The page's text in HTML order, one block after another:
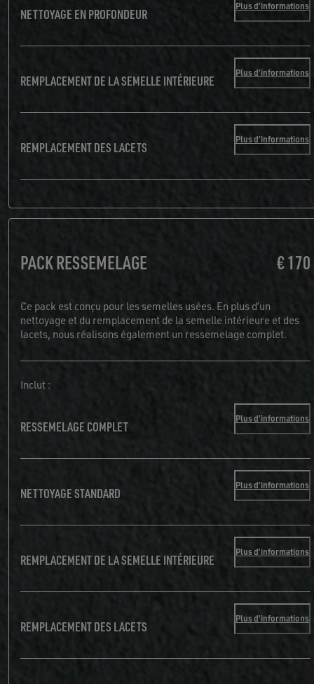
NETTOYAGE EN PROFONDEUR Plus d’informations
REMPLACEMENT DE LA SEMELLE INTÉRIEURE Plus d’informations
REMPLACEMENT DES LACETS Plus d’informations
PACK RESSEMELAGE € 170
Ce pack est conçu pour les semelles usées. En plus d’un
nettoyage et du remplacement de la semelle intérieure et des
lacets, nous réalisons également un ressemelage complet.
Inclut :
RESSEMELAGE COMPLET Plus d’informations
NETTOYAGE STANDARD Plus d’informations
REMPLACEMENT DE LA SEMELLE INTÉRIEURE Plus d’informations
REMPLACEMENT DES LACETS Plus d’informations